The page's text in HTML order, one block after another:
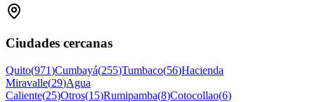
Ciudades cercanas
Quito(971)Cumbayá(255)Tumbaco(56)Hacienda
Miravalle(29)Agua
Caliente(25)Otros(15)Rumipamba(8)Cotocollao(6)